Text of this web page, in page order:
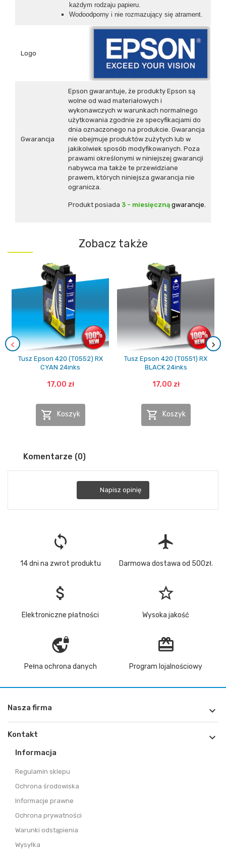
każdym rodzaju papieru.
Wodoodporny i nie rozmazujący się atrament.
Logo
Gwarancja
Epson gwarantuje, że produkty Epson są
wolne od wad materiałowych i
wykonawczych w warunkach normalnego
użytkowania zgodnie ze specyfikacjami do
dnia oznaczonego na produkcie. Gwarancja
nie obejmuje produktów zużytych lub w
jakikolwiek sposób modyfikowanych. Poza
prawami określonymi w niniejszej gwarancji
nabywca ma także te przewidziane
prawem, których niniejsza gwarancja nie
ogranicza.
Produkt posiada 3 - miesięczną gwarancje.
Zobacz także
Tusz Epson 420 (T0552) RX
CYAN 24inks
17,00 zł
 Koszyk
Tusz Epson 420 (T0551) RX
BLACK 24inks
17,00 zł
 Koszyk
Komentarze (0)
Napisz opinię
loop
14 dni na zwrot produktu
flight
Darmowa dostawa od 500zł.
attach_money
Elektroniczne płatności
star_border
Wysoka jakość
vpn_lock
Pełna ochrona danych
redeem
Program lojalnościowy
Nasza firma 
Kontakt 
Informacja
Regulamin sklepu
Ochrona środowiska
Informacje prawne
Ochrona prywatności
Warunki odstąpienia
Wysyłka